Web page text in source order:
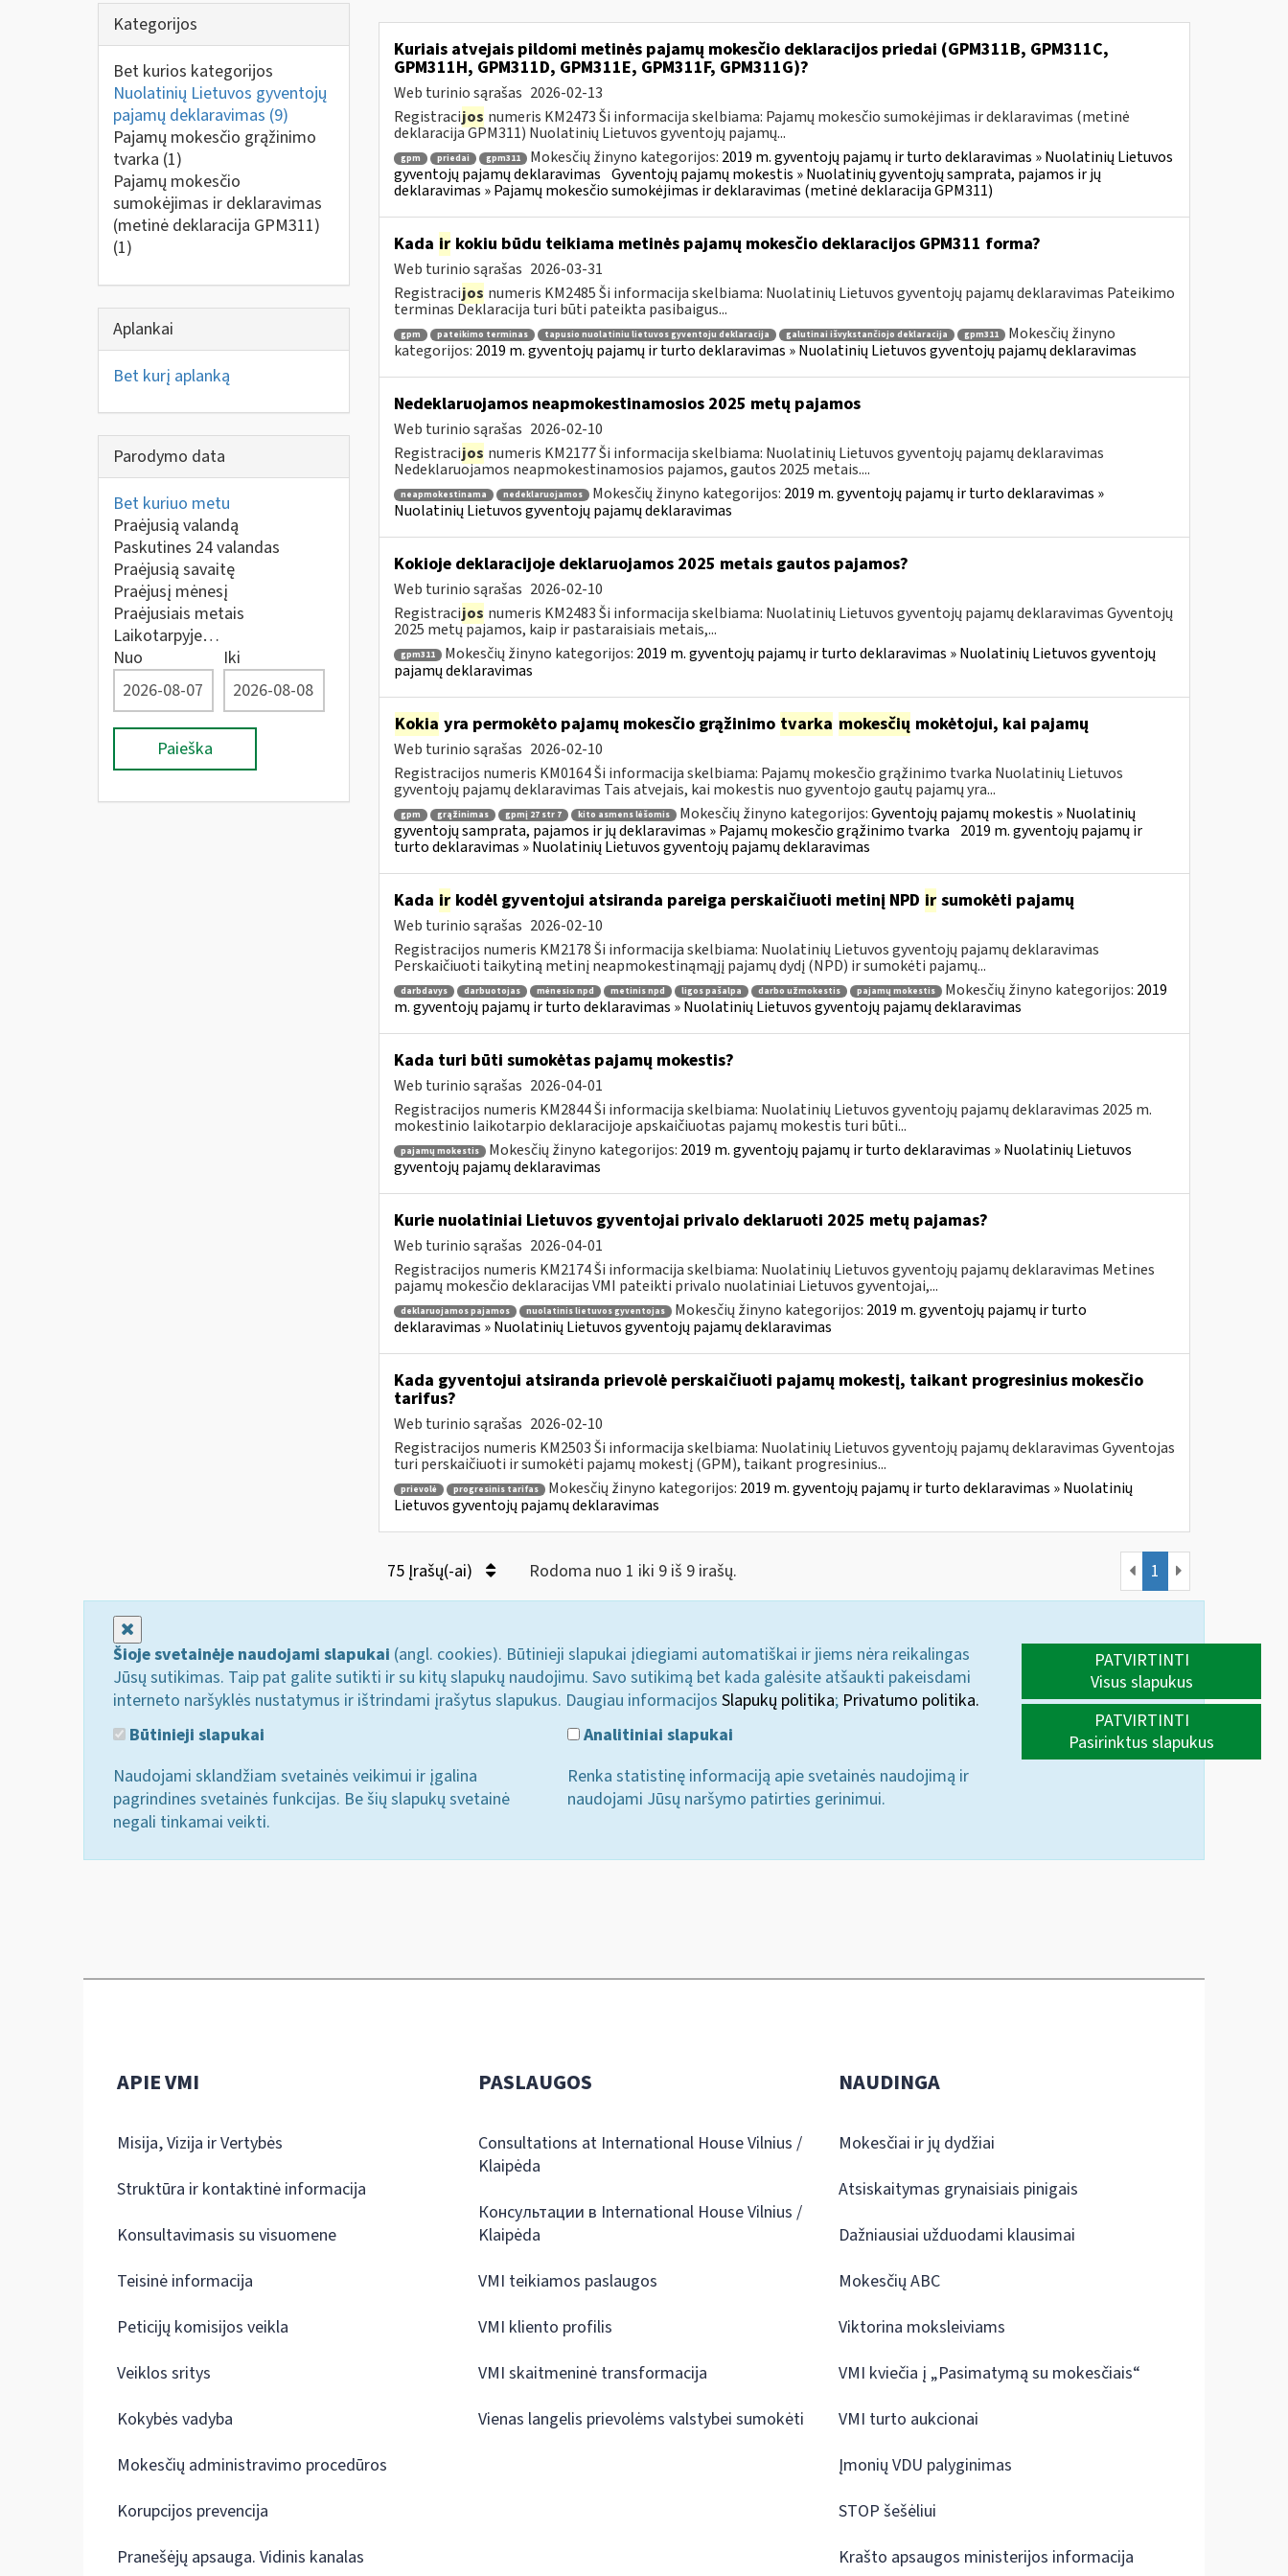
Kategorijos
Bet kurios kategorijos
Nuolatinių Lietuvos gyventojų
pajamų deklaravimas (9)
Pajamų mokesčio grąžinimo
tvarka (1)
Pajamų mokesčio
sumokėjimas ir deklaravimas
(metinė deklaracija GPM311)
(1)
Aplankai
Bet kurį aplanką
Parodymo data
Bet kuriuo metu
Praėjusią valandą
Paskutines 24 valandas
Praėjusią savaitę
Praėjusį mėnesį
Praėjusiais metais
Laikotarpyje…
Nuo
Iki
Paieška
Kuriais atvejais pildomi metinės pajamų mokesčio deklaracijos priedai (GPM311B, GPM311C,
GPM311H, GPM311D, GPM311E, GPM311F, GPM311G)?
Web turinio sąrašas 2026-02-13
Registracijos numeris KM2473 Ši informacija skelbiama: Pajamų mokesčio sumokėjimas ir deklaravimas (metinė
deklaracija GPM311) Nuolatinių Lietuvos gyventojų pajamų...
gpm priedai gpm311 Mokesčių žinyno kategorijos: 2019 m. gyventojų pajamų ir turto deklaravimas » Nuolatinių Lietuvos
gyventojų pajamų deklaravimas Gyventojų pajamų mokestis » Nuolatinių gyventojų samprata, pajamos ir jų
deklaravimas » Pajamų mokesčio sumokėjimas ir deklaravimas (metinė deklaracija GPM311)
Kada irkokiu būdu teikiama metinės pajamų mokesčio deklaracijos GPM311 forma?
Web turinio sąrašas 2026-03-31
Registracijos numeris KM2485 Ši informacija skelbiama: Nuolatinių Lietuvos gyventojų pajamų deklaravimas Pateikimo
terminas Deklaracija turi būti pateikta pasibaigus...
gpm pateikimo terminas tapusio nuolatiniu lietuvos gyventoju deklaracija galutinai išvykstančiojo deklaracija gpm311
Mokesčių žinyno
kategorijos: 2019 m. gyventojų pajamų ir turto deklaravimas » Nuolatinių Lietuvos gyventojų pajamų deklaravimas
Nedeklaruojamos neapmokestinamosios 2025 metų pajamos
Web turinio sąrašas 2026-02-10
Registracijos numeris KM2177 Ši informacija skelbiama: Nuolatinių Lietuvos gyventojų pajamų deklaravimas
Nedeklaruojamos neapmokestinamosios pajamos, gautos 2025 metais....
neapmokestinama nedeklaruojamos Mokesčių žinyno kategorijos: 2019 m. gyventojų pajamų ir turto deklaravimas »
Nuolatinių Lietuvos gyventojų pajamų deklaravimas
Kokioje deklaracijoje deklaruojamos 2025 metais gautos pajamos?
Web turinio sąrašas 2026-02-10
Registracijos numeris KM2483 Ši informacija skelbiama: Nuolatinių Lietuvos gyventojų pajamų deklaravimas Gyventojų
2025 metų pajamos, kaip ir pastaraisiais metais,...
gpm311 Mokesčių žinyno kategorijos: 2019 m. gyventojų pajamų ir turto deklaravimas » Nuolatinių Lietuvos gyventojų
pajamų deklaravimas
Kokia yra permokėto pajamų mokesčio grąžinimo tvarka mokesčių mokėtojui, kai pajamų
Web turinio sąrašas 2026-02-10
Registracijos numeris KM0164 Ši informacija skelbiama: Pajamų mokesčio grąžinimo tvarka Nuolatinių Lietuvos
gyventojų pajamų deklaravimas Tais atvejais, kai mokestis nuo gyventojo gautų pajamų yra...
gpm grąžinimas gpmį 27 str 7 kito asmens lėšomis Mokesčių žinyno kategorijos:Gyventojų pajamų mokestis » Nuolatinių
gyventojų samprata, pajamos ir jų deklaravimas » Pajamų mokesčio grąžinimo tvarka 2019 m. gyventojų pajamų ir
turto deklaravimas » Nuolatinių Lietuvos gyventojų pajamų deklaravimas
Kada irkodėl gyventojui atsiranda pareiga perskaičiuoti metinį NPD irsumokėti pajamų
Web turinio sąrašas 2026-02-10
Registracijos numeris KM2178 Ši informacija skelbiama: Nuolatinių Lietuvos gyventojų pajamų deklaravimas
Perskaičiuoti taikytiną metinį neapmokestinąmąjį pajamų dydį (NPD) ir sumokėti pajamų...
darbdavys darbuotojas mėnesio npd metinis npd ligos pašalpa darbo užmokestis pajamų mokestis Mokesčių žinyno kategorijos: 2019
m. gyventojų pajamų ir turto deklaravimas » Nuolatinių Lietuvos gyventojų pajamų deklaravimas
Kada turi būti sumokėtas pajamų mokestis?
Web turinio sąrašas 2026-04-01
Registracijos numeris KM2844 Ši informacija skelbiama: Nuolatinių Lietuvos gyventojų pajamų deklaravimas 2025 m.
mokestinio laikotarpio deklaracijoje apskaičiuotas pajamų mokestis turi būti...
pajamų mokestis Mokesčių žinyno kategorijos: 2019 m. gyventojų pajamų ir turto deklaravimas » Nuolatinių Lietuvos
gyventojų pajamų deklaravimas
Kurie nuolatiniai Lietuvos gyventojai privalo deklaruoti 2025 metų pajamas?
Web turinio sąrašas 2026-04-01
Registracijos numeris KM2174 Ši informacija skelbiama: Nuolatinių Lietuvos gyventojų pajamų deklaravimas Metines
pajamų mokesčio deklaracijas VMI pateikti privalo nuolatiniai Lietuvos gyventojai,...
deklaruojamos pajamos nuolatinis lietuvos gyventojas Mokesčių žinyno kategorijos: 2019 m. gyventojų pajamų ir turto
deklaravimas » Nuolatinių Lietuvos gyventojų pajamų deklaravimas
Kada gyventojui atsiranda prievolė perskaičiuoti pajamų mokestį, taikant progresinius mokesčio
tarifus?
Web turinio sąrašas 2026-02-10
Registracijos numeris KM2503 Ši informacija skelbiama: Nuolatinių Lietuvos gyventojų pajamų deklaravimas Gyventojas
turi perskaičiuoti ir sumokėti pajamų mokestį (GPM), taikant progresinius...
prievolė progresinis tarifas Mokesčių žinyno kategorijos: 2019 m. gyventojų pajamų ir turto deklaravimas » Nuolatinių
Lietuvos gyventojų pajamų deklaravimas
75 Įrašų(-ai) Rodoma nuo 1 iki 9 iš 9 irašų. 1
Šioje svetainėje naudojami slapukai (angl. cookies). Būtinieji slapukai įdiegiami automatiškai ir jiems nėra reikalingas
Jūsų sutikimas. Taip pat galite sutikti ir su kitų slapukų naudojimu. Savo sutikimą bet kada galėsite atšaukti pakeisdami
interneto naršyklės nustatymus ir ištrindami įrašytus slapukus. Daugiau informacijos Slapukų politika; Privatumo politika.
Būtinieji slapukai
Naudojami sklandžiam svetainės veikimui ir įgalina
pagrindines svetainės funkcijas. Be šių slapukų svetainė
negali tinkamai veikti.
Analitiniai slapukai
Renka statistinę informaciją apie svetainės naudojimą ir
naudojami Jūsų naršymo patirties gerinimui.
PATVIRTINTI
Visus slapukus
PATVIRTINTI
Pasirinktus slapukus
APIE VMI
Misija, Vizija ir Vertybės
Struktūra ir kontaktinė informacija
Konsultavimasis su visuomene
Teisinė informacija
Peticijų komisijos veikla
Veiklos sritys
Kokybės vadyba
Mokesčių administravimo procedūros
Korupcijos prevencija
Pranešėjų apsauga. Vidinis kanalas
PASLAUGOS
Consultations at International House Vilnius /
Klaipėda
Консультации в International House Vilnius /
Klaipėda
VMI teikiamos paslaugos
VMI kliento profilis
VMI skaitmeninė transformacija
Vienas langelis prievolėms valstybei sumokėti
NAUDINGA
Mokesčiai ir jų dydžiai
Atsiskaitymas grynaisiais pinigais
Dažniausiai užduodami klausimai
Mokesčių ABC
Viktorina moksleiviams
VMI kviečia į „Pasimatymą su mokesčiais“
VMI turto aukcionai
Įmonių VDU palyginimas
STOP šešėliui
Krašto apsaugos ministerijos informacija